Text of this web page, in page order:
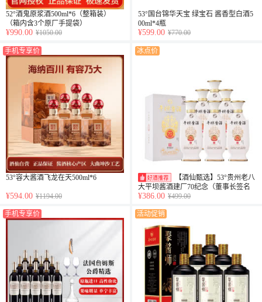
52°酒鬼原浆酒500ml*6（整箱装）
（箱内含3个原厂手提袋）
¥990.00 ¥1050.00
53°国台锦华天宝 绿宝石 酱香型白酒5
00ml*4瓶
¥599.00 ¥770.00
手机专享价
53°容大酱酒飞龙在天500ml*6
¥594.00 ¥1194.00
冰点价
【酒仙甄选】53°贵州老八
大平坝酱酒建厂70纪念（董事长签名
版）500ml*6整箱
¥386.00 ¥499.00
手机专享价 活动促销